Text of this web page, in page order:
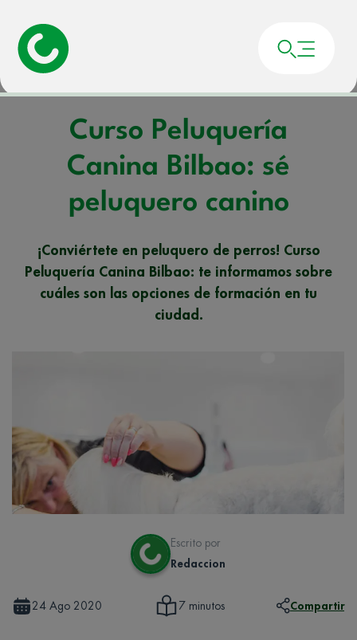
Portada»
Curso Peluquería
Canina Bilbao: sé
peluquero canino
¡Conviértete en peluquero de perros! Curso
Peluquería Canina Bilbao: te informamos sobre
cuáles son las opciones de formación en tu
ciudad.
Escrito por
Redaccion
24 Ago 2020 7 minutos Compartir